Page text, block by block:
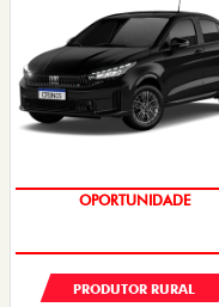
PREÇOS REDUZIDOS
PRODUTOR RURAL